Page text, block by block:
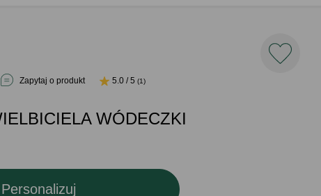
Zapytaj o produkt 5.0 / 5(1)
WÓDECZKI
Personalizuj